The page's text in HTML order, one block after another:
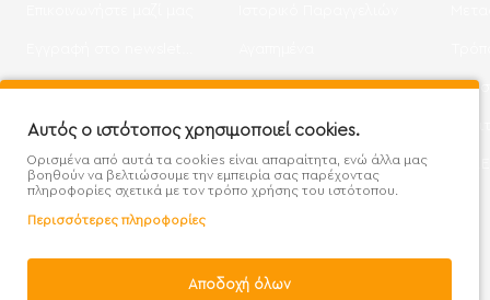
Χάρτης Ιστότοπου
Προσφορές - Clearence
Σύγκριση
GDPR
Χονδρική
Αυτός ο ιστότοπος χρησιμοποιεί cookies.
Ορισμένα από αυτά τα cookies είναι απαραίτητα, ενώ άλλα μας
βοηθούν να βελτιώσουμε την εμπειρία σας παρέχοντας
πληροφορίες σχετικά με τον τρόπο χρήσης του ιστότοπου.
Περισσότερες πληροφορίες
Αποδοχή όλων